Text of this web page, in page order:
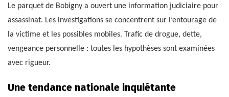
Le parquet de Bobigny a ouvert une information judiciaire pour
assassinat. Les investigations se concentrent sur l’entourage de
la victime et les possibles mobiles. Trafic de drogue, dette,
vengeance personnelle : toutes les hypothèses sont examinées
avec rigueur.
Une tendance nationale inquiétante